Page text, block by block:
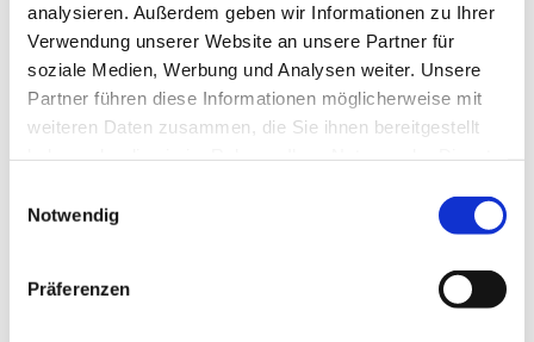
analysieren. Außerdem geben wir Informationen zu Ihrer
Verwendung unserer Website an unsere Partner für
soziale Medien, Werbung und Analysen weiter. Unsere
Partner führen diese Informationen möglicherweise mit
weiteren Daten zusammen, die Sie ihnen bereitgestellt
Notwendig
Präferenzen
Dies könnte Sie auch
interessieren